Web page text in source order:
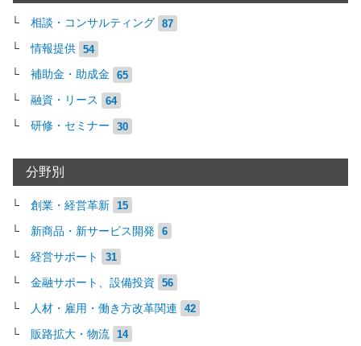
相談・コンサルティング 87
情報提供 54
補助金・助成金 65
融資・リース 64
研修・セミナー 30
分野別
創業・経営革新 15
新商品・新サービス開発 6
経営サポート 31
金融サポート、設備投資 56
人材・雇用・働き方改革関連 42
販路拡大・物流 14